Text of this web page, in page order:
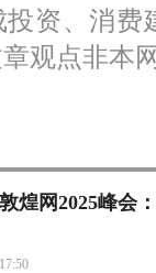
投资、消
观点非本
敦煌网2025峰会
17:50